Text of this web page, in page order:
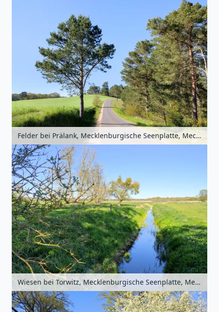
Felder bei Prälank, Mecklenburgische Seenplatte, Mecklenburg-Vorpommern, Deutschland
Wiesen bei Torwitz, Mecklenburgische Seenplatte, Mecklenburg-Vorpommern, Deutschland